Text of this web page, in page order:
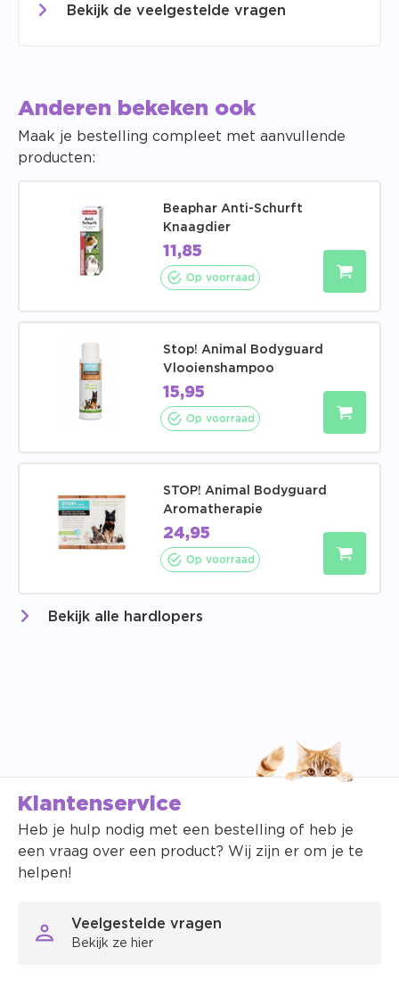
Bekijk de veelgestelde vragen
Anderen bekeken ook
Maak je bestelling compleet met aanvullende
producten:
Beaphar Anti-Schurft
Knaagdier
11,85
Op voorraad
Stop! Animal Bodyguard
Vlooienshampoo
15,95
Op voorraad
STOP! Animal Bodyguard
Aromatherapie
24,95
Op voorraad
Bekijk alle hardlopers
Klantenservice
Heb je hulp nodig met een bestelling of heb je
een vraag over een product? Wij zijn er om je te
helpen!
Veelgestelde vragen
Bekijk ze hier